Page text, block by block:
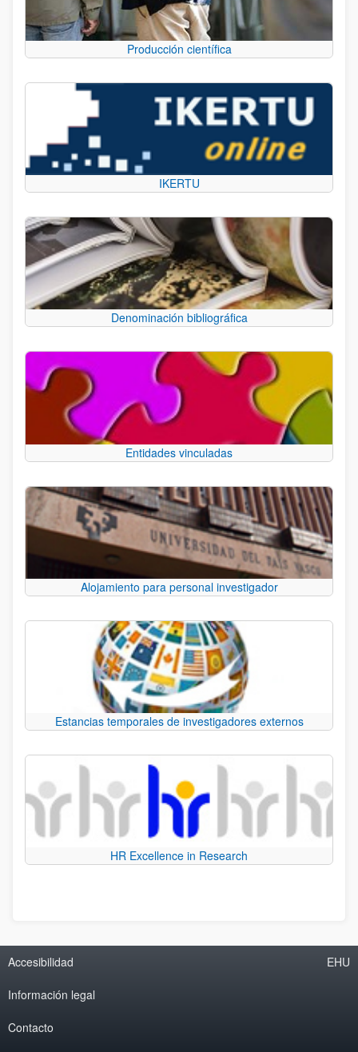
Producción científica
IKERTU
Denominación bibliográfica
Entidades vinculadas
Alojamiento para personal investigador
Estancias temporales de investigadores externos
HR Excellence in Research
Accesibilidad
Información legal
Contacto
EHU